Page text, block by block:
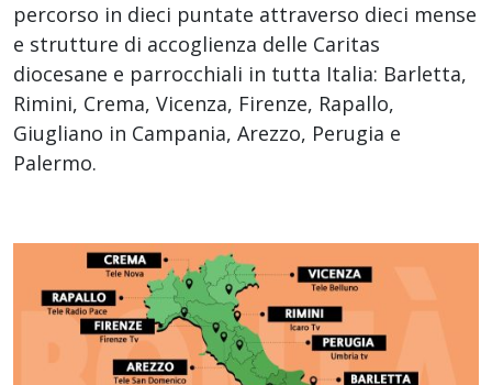
percorso in dieci puntate attraverso dieci mense
e strutture di accoglienza delle Caritas
diocesane e parrocchiali in tutta Italia: Barletta,
Rimini, Crema, Vicenza, Firenze, Rapallo,
Giugliano in Campania, Arezzo, Perugia e
Palermo.